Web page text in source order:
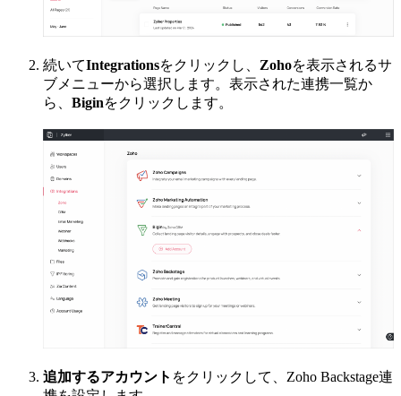
続いてIntegrationsをクリックし、 Zohoを表示されるサ
ブメニューから選択します。表示された連携一覧か
ら、 Biginをクリックします。
追加するアカウント をクリックして、Zoho Backstage連